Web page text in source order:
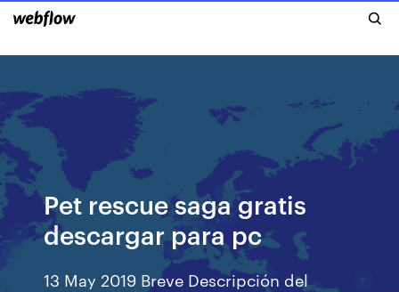
Pet rescue saga gratis
descargar para pc
13 May 2019 Breve Descripción del